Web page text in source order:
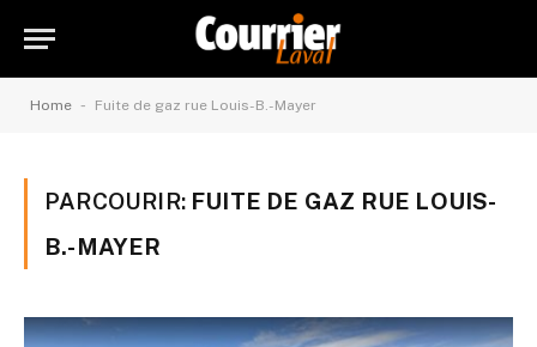
Home - Fuite de gaz rue Louis-B.-Mayer
PARCOURIR: FUITE DE GAZ RUE LOUIS-
B.-MAYER